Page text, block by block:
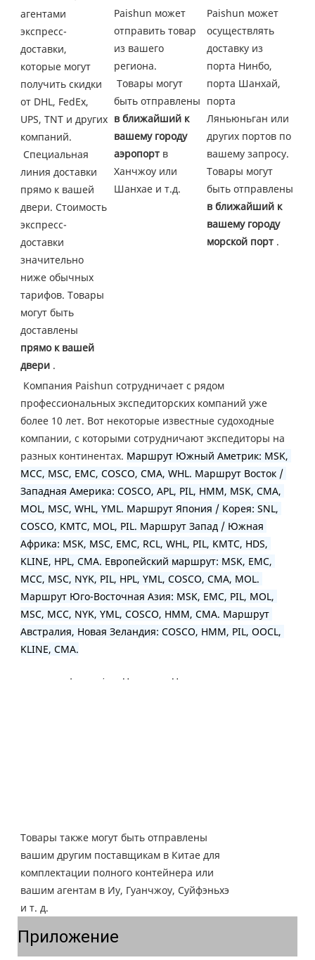
агентами
экспресс-
доставки,
которые могут
получить скидки
от DHL, FedEx,
UPS, TNT и других
компаний.
линия доставки
прямо к вашей
двери. Стоимость
экспресс-
доставки
значительно
ниже обычных
тарифов. Товары
могут быть
прямо к вашей
двери .
Paishun может
отправить товар
из вашего
региона.
в ближайший к
вашему городу
аэропорт в
Ханчжоу или
Шанхае и т.д.
Paishun может
осуществлять
доставку из
порта Нинбо,
порта Шанхай,
порта
Ляньюньган или
других портов по
вашему запросу.
Товары могут
в ближайший к
вашему городу
морской порт .
Компания Paishun сотрудничает с рядом
профессиональных экспедиторских компаний уже
более 10 лет. Вот некоторые известные судоходные
компании, с которыми сотрудничают экспедиторы на
разных континентах. Маршрут Южный Аметрик: MSK,
MCC, MSC, EMC, COSCO, CMA, WHL. Маршрут Восток /
Западная Америка: COSCO, APL, PIL, HMM, MSK, CMA,
MOL, MSC, WHL, YML. Маршрут Япония / Корея: SNL,
COSCO, KMTC, MOL, PIL. Маршрут Запад / Южная
Африка: MSK, MSC, EMC, RCL, WHL, PIL, KMTC, HDS,
KLINE, HPL, CMA. Европейский маршрут: MSK, EMC,
MCC, MSC, NYK, PIL, HPL, YML, COSCO, CMA, MOL.
Маршрут Юго-Восточная Азия: MSK, EMC, PIL, MOL,
MSC, MCC, NYK, YML, COSCO, HMM, CMA. Маршрут
Австралия, Новая Зеландия: COSCO, HMM, PIL, OOCL,
KLINE, CMA.
Товары также могут быть отправлены
вашим другим поставщикам в Китае для
комплектации полного контейнера или
вашим агентам в Иу, Гуанчжоу, Суйфэньхэ
и т. д.
Приложение